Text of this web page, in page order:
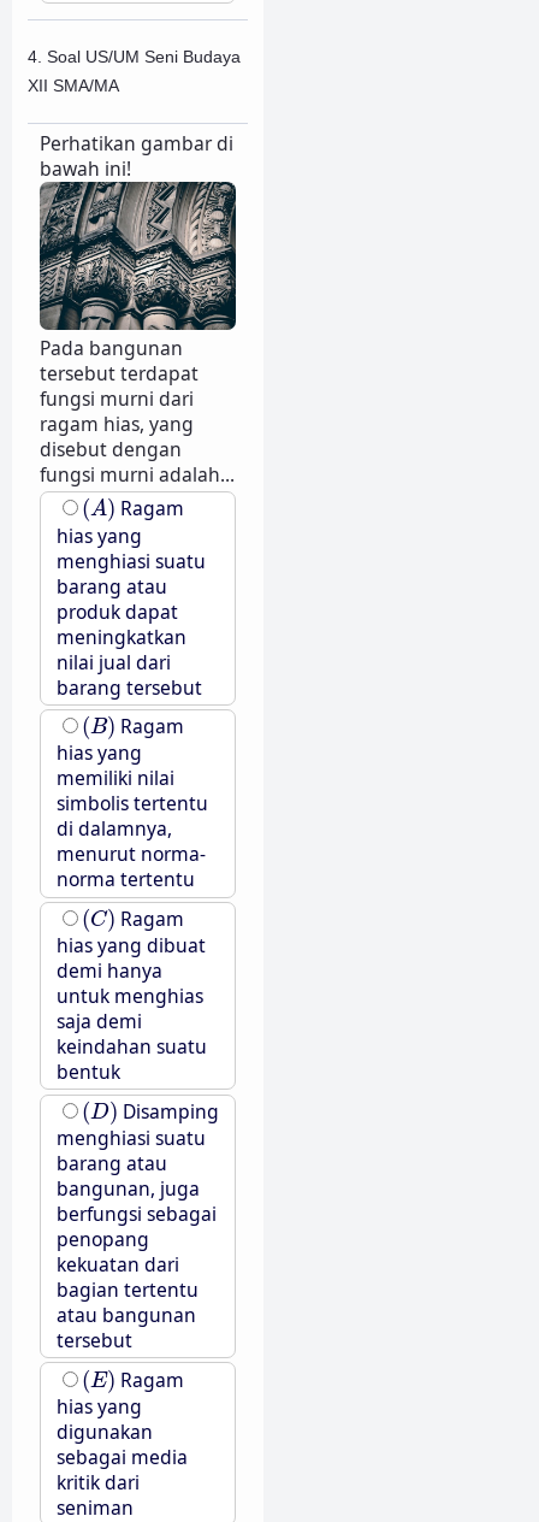
4. Soal US/UM Seni Budaya
XII SMA/MA
Perhatikan gambar di
bawah ini!
Pada bangunan
tersebut terdapat
fungsi murni dari
ragam hias, yang
disebut dengan
fungsi murni adalah...
(A)
(A) Ragam
hias yang
menghiasi suatu
barang atau
produk dapat
meningkatkan
nilai jual dari
barang tersebut
(B)
(B) Ragam
hias yang
memiliki nilai
simbolis tertentu
di dalamnya,
menurut norma-
norma tertentu
(C)
(C) Ragam
hias yang dibuat
demi hanya
untuk menghias
saja demi
keindahan suatu
bentuk
(D)
(D) Disamping
menghiasi suatu
barang atau
bangunan, juga
berfungsi sebagai
penopang
kekuatan dari
bagian tertentu
atau bangunan
tersebut
(E)
(E) Ragam
hias yang
digunakan
sebagai media
kritik dari
seniman